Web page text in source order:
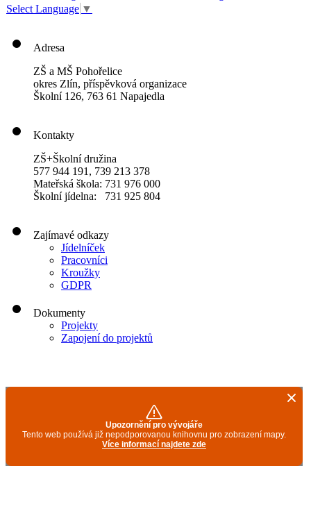
Select Language ▼
Adresa
ZŠ a MŠ Pohořelice
okres Zlín, příspěvková organizace
Školní 126, 763 61 Napajedla
Kontakty
ZŠ+Školní družina
577 944 191, 739 213 378
Mateřská škola: 731 976 000
Školní jídelna: 731 925 804
Zajímavé odkazy
Jídelníček
Pracovníci
Kroužky
GDPR
Dokumenty
Projekty
Zapojení do projektů